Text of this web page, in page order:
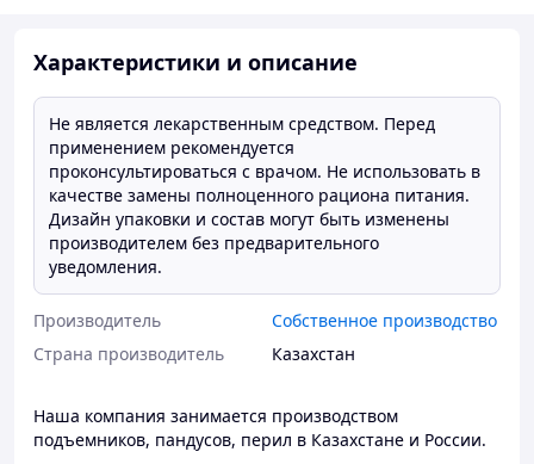
Характеристики и описание
Не является лекарственным средством. Перед
применением рекомендуется
проконсультироваться с врачом. Не использовать в
качестве замены полноценного рациона питания.
Дизайн упаковки и состав могут быть изменены
производителем без предварительного
уведомления.
Производитель
Собственное производство
Страна производитель
Казахстан
Наша компания занимается производством
подъемников, пандусов, перил в Казахстане и России.